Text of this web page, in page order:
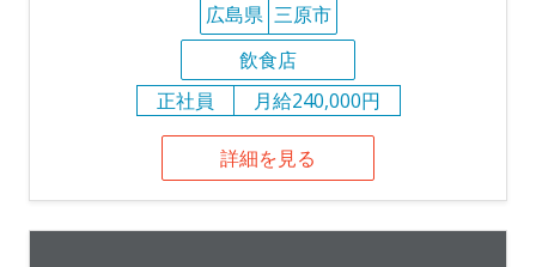
広島県 三原市
飲食店
正社員
月給240,000円
詳細を見る